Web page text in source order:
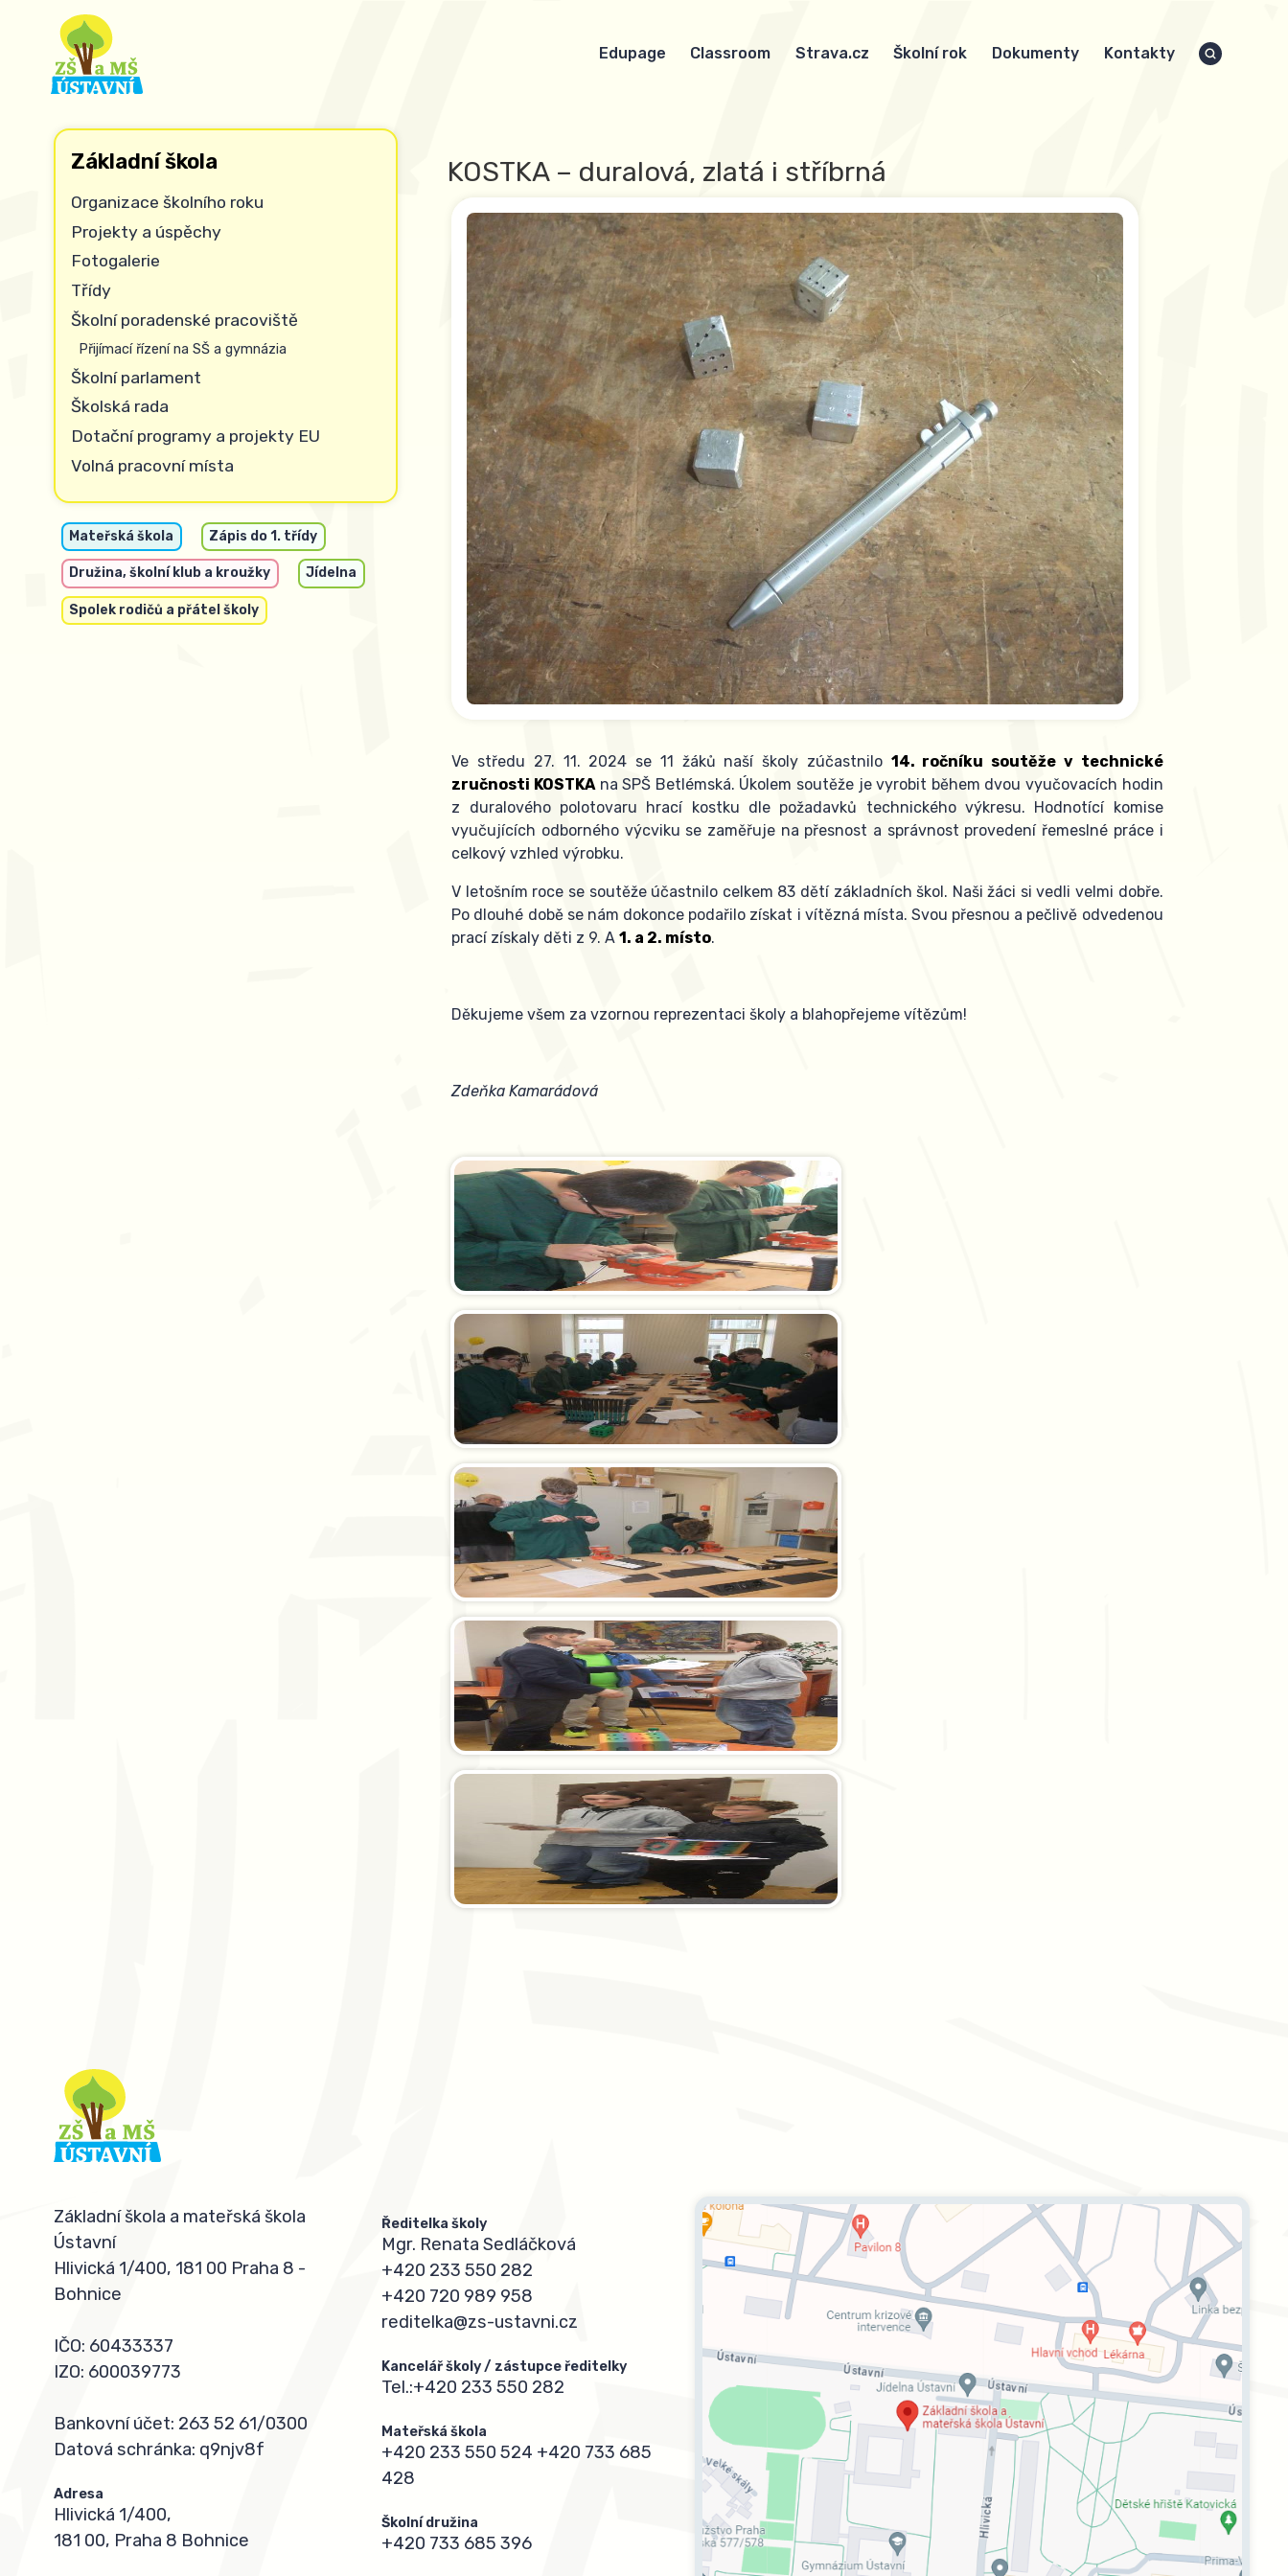
Edupage Classroom Strava.cz Školní rok Dokumenty Kontakty
Základní škola
Organizace školního roku
Projekty a úspěchy
Fotogalerie
Třídy
Školní poradenské pracoviště
Přijímací řízení na SŠ a gymnázia
Školní parlament
Školská rada
Dotační programy a projekty EU
Volná pracovní místa
Mateřská škola Zápis do 1. třídy
Družina, školní klub a kroužky Jídelna
Spolek rodičů a přátel školy
KOSTKA – duralová, zlatá i stříbrná
Ve středu 27. 11. 2024 se 11 žáků naší školy zúčastnilo 14. ročníku soutěže v technické
zručnosti KOSTKAna SPŠ Betlémská. Úkolem soutěže jevyrobit během dvou vyučovacích hodin
z duralového polotovaru hrací kostku dle požadavků technického výkresu. Hodnotící komise
vyučujících odborného výcviku se zaměřuje na přesnost a správnost provedení řemeslné práce i
celkový vzhled výrobku.
V letošním roce se soutěže účastnilo celkem 83 dětí základních škol. Naši žáci si vedli velmi dobře.
Po dlouhé době se nám dokonce podařilo získat i vítězná místa. Svou přesnou a pečlivě odvedenou
prací získaly děti z 9. A1. a 2. místo.
Děkujeme všem za vzornou reprezentaci školy a blahopřejeme vítězům!
Zdeňka Kamarádová
Základní škola a mateřská škola
Ústavní
Hlivická 1/400, 181 00 Praha 8 -
Bohnice
IČO: 60433337
IZO: 600039773
Bankovní účet: 263 52 61/0300
Datová schránka: q9njv8f
Adresa
Hlivická 1/400,
181 00, Praha 8 Bohnice
Ředitelka školy
Mgr. Renata Sedláčková
+420 233 550 282
+420 720 989 958
reditelka@zs-ustavni.cz
Kancelář školy / zástupce ředitelky
Tel.:+420 233 550 282
Mateřská škola
+420 233 550 524 +420 733 685
428
Školní družina
+420 733 685 396